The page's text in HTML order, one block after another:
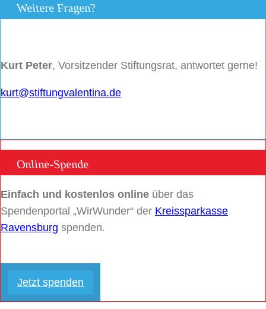
Weitere Fragen?
Kurt Peter, Vorsitzender Stiftungsrat, antwortet gerne!
kurt@stiftungvalentina.de
Online-Spende
Einfach und kostenlos online über das
Spendenportal „WirWunder“ der Kreissparkasse
Ravensburg spenden.
Jetzt spenden